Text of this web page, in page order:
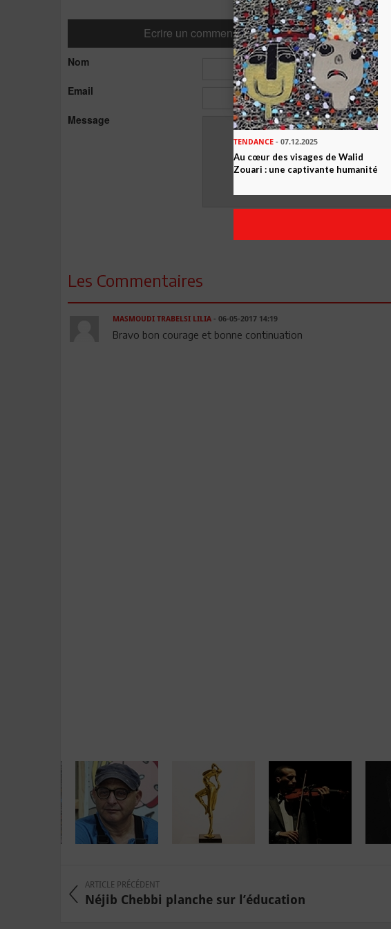
Ecrire un commentaire
Nom
Email
Message
Les Commentaires
MASMOUDI TRABELSI LILIA- 06-05-2017 14:19
Bravo bon courage et bonne continuation
ARTICLE PRÉCÉDENT
Néjib Chebbi planche sur l’éducation
TENDANCE - 07.12.2025
Au cœur des visages de Walid
Zouari : une captivante humanité